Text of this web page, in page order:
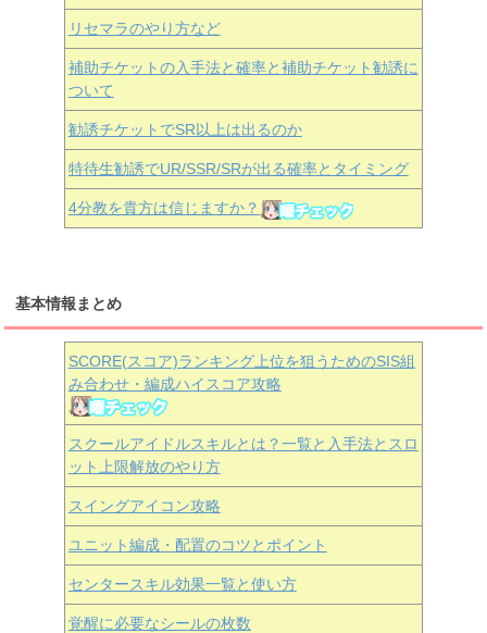
リセマラのやり方など
補助チケットの入手法と確率と補助チケット勧誘に
ついて
勧誘チケットでSR以上は出るのか
特待生勧誘でUR/SSR/SRが出る確率とタイミング
4分教を貴方は信じますか？
基本情報まとめ
SCORE(スコア)ランキング上位を狙うためのSIS組
み合わせ・編成ハイスコア攻略
スクールアイドルスキルとは？一覧と入手法とスロ
ット上限解放のやり方
スイングアイコン攻略
ユニット編成・配置のコツとポイント
センタースキル効果一覧と使い方
覚醒に必要なシールの枚数